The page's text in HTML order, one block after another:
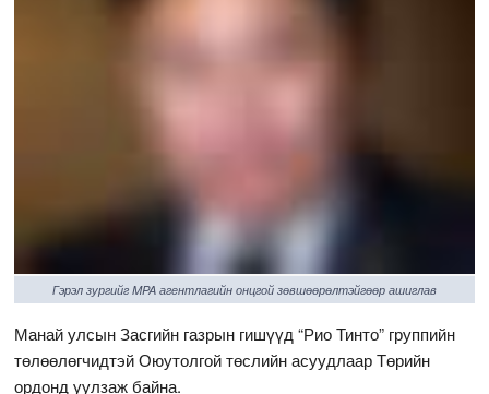
Гэрэл зургийг MPA агентлагийн онцгой зөвшөөрөлтэйгөөр ашиглав
Манай улсын Засгийн газрын гишүүд “Рио Тинто” группийн
төлөөлөгчидтэй Оюутолгой төслийн асуудлаар Төрийн
ордонд уулзаж байна.